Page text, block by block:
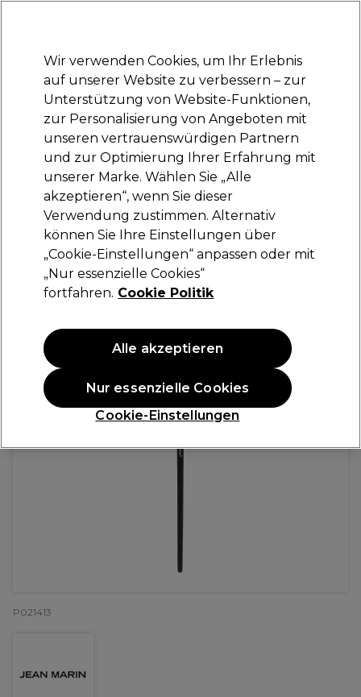
Anmelden
Marken Deals Haare Elektrogeräte Saloneinrichtung
Lieferung und Lieferzeiten
– mehr erfahren
Jean Marin Make-Up
Jean Marin Augenbrauenpinsel Nr. 5
0
13,55 €
P021413
Wir verwenden Cookies, um Ihr Erlebnis
auf unserer Website zu verbessern – zur
Unterstützung von Website-Funktionen,
zur Personalisierung von Angeboten mit
unseren vertrauenswürdigen Partnern
und zur Optimierung Ihrer Erfahrung mit
unserer Marke. Wählen Sie „Alle
akzeptieren“, wenn Sie dieser
Verwendung zustimmen. Alternativ
können Sie Ihre Einstellungen über
„Cookie-Einstellungen“ anpassen oder mit
„Nur essenzielle Cookies“
fortfahren. Cookie Politik
Cookie-Einstellungen
Nur essenzielle Cookies
Alle akzeptieren